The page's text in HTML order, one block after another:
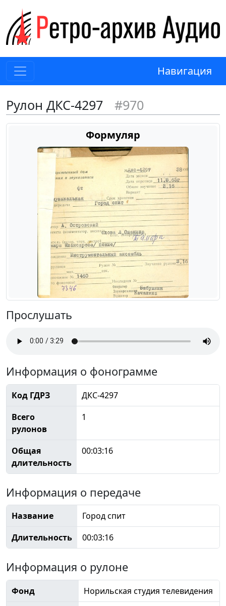
Навигация
Рулон ДКС-4297 #970
Формуляр
Прослушать
Информация о фонограмме
Код ГДРЗ
ДКС-4297
Всего
рулонов
1
Общая
длительность
00:03:16
Информация о передаче
Название
Город спит
Длительность
00:03:16
Информация о рулоне
Фонд
Норильская студия телевидения